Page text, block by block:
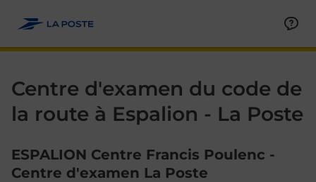
Centre d'examen du code de
la route à Espalion - La Poste
ESPALION Centre Francis Poulenc -
Centre d'examen La Poste